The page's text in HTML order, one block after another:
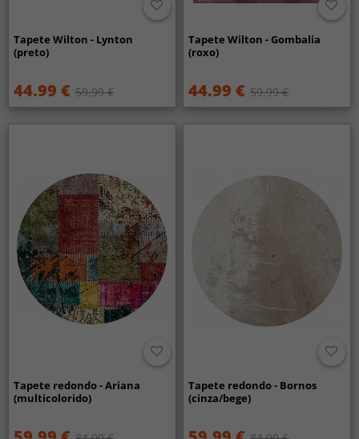
Tapete Wilton - Lynton
(preto)
44.99 € 59.99 €
Tapete Wilton - Gombalia
(roxo)
44.99 € 59.99 €
Tapete redondo - Ariana
(multicolorido)
Tapete redondo - Bornos
(cinza/bege)